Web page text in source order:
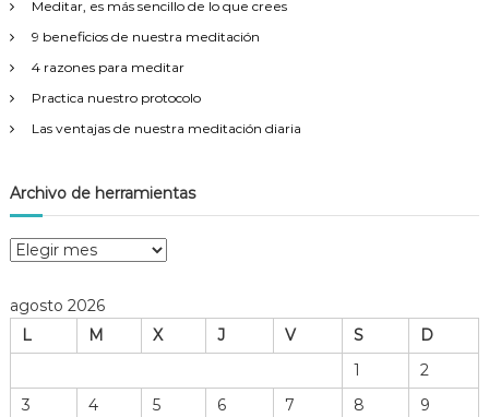
:
Meditar, es más sencillo de lo que crees
9 beneficios de nuestra meditación
4 razones para meditar
Practica nuestro protocolo
Las ventajas de nuestra meditación diaria
Archivo de herramientas
A
h
o
agosto 2026
L
M X J V S
D
1
2
3
4 5 6 7 8
9